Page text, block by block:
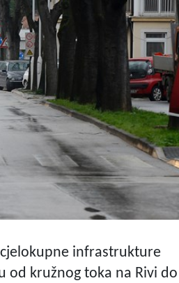
infrastrukture
od kružnog toka na Rivi do